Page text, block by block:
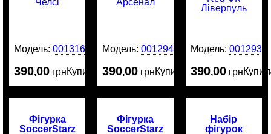
Модель:0013161
390,00 грнКупити
Модель:0012942
390,00 грнКупити
Модель: 0012938
390,00 грн
Фігурка
SoccerStarz
Фігурка
SoccerStarz
Набір
фігурок